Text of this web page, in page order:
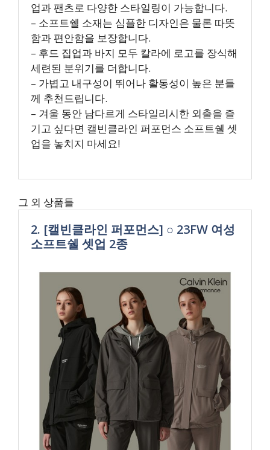
업과 팬츠로 다양한 스타일링이 가능합니다.
– 소프트쉘 소재는 심플한 디자인은 물론 따뜻
함과 편안함을 보장합니다.
– 후드 집업과 바지 모두 칼라에 로고를 장식해
세련된 분위기를 더합니다.
– 가볍고 내구성이 뛰어나 활동성이 높은 분들
께 추천드립니다.
– 겨울 동안 남다르게 스타일리시한 외출을 즐
기고 싶다면 캘빈클라인 퍼포먼스 소프트쉘 셋
업을 놓치지 마세요!
그 외 상품들
2. [캘빈클라인 퍼포먼스] ○ 23FW 여성
소프트쉘 셋업 2종